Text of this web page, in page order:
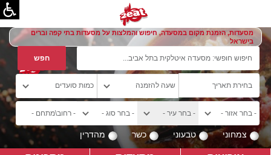
מסעדות, הזמנת מקום במסעדה, חיפוש והמלצות על מסעדות בתי קפה וברים
בישראל
צמחוני טבעוני כשר מהדרין